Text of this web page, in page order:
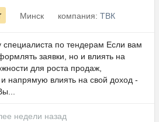
Минск компания: ТВК
по тендерам Если вам
заявки, но и влиять на
для роста продаж,
напрямую влиять на свой доход -
недели назад